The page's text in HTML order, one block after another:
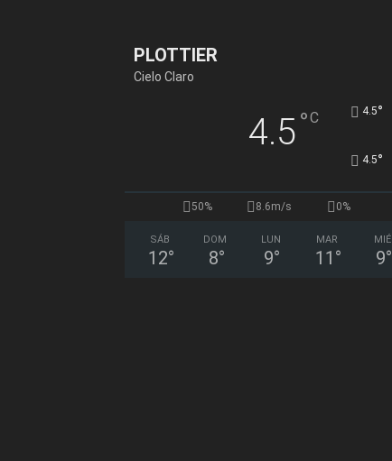
PLOTTIER
Cielo Claro
4.5°C 4.5°
4.5°
50% 8.6m/s 0%
SÁB
12°
DOM
8°
LUN
9°
MAR
11 °
MIÉ
9°